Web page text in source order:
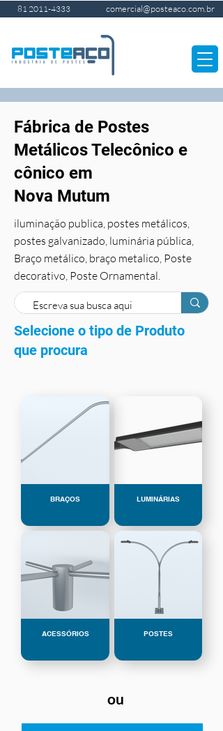
81 2011-4333 comercial@posteaco.com.br
Fábrica de Postes
Metálicos Telecônico e
cônico em
Nova Mutum
iluminação publica, postes metálicos,
postes galvanizado, luminária pública,
Braço metálico, braço metalico, Poste
decorativo, Poste Ornamental.
Selecione o tipo de Produto
que procura
BRAÇOS LUMINÁRIAS
ACESSÓRIOS POSTES
ou